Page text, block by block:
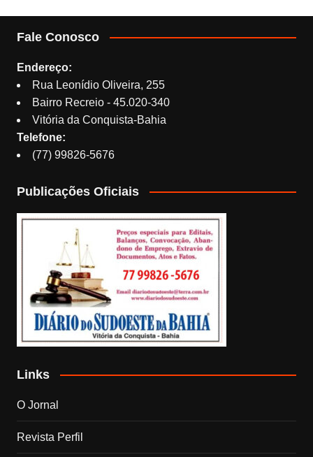
Fale Conosco
Endereço:
Rua Leonídio Oliveira, 255
Bairro Recreio - 45.020-340
Vitória da Conquista-Bahia
Telefone:
(77) 99826-5676
Publicações Oficiais
Links
O Jornal
Revista Perfil